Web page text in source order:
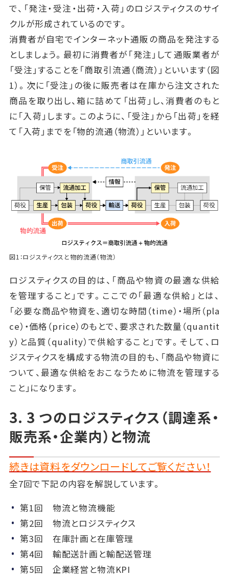
で、「発注・受注・出荷・入荷」のロジスティクスのサイ
クルが形成されているのです。
消費者が自宅でインターネット通販の商品を発注する
としましょう。最初に消費者が「発注」して通販業者が
「受注」することを「商取引流通（商流）」といいます（図
1）。次に「受注」の後に販売者は在庫から注文された
商品を取り出し、箱に詰めて「出荷」し、消費者のもと
に「入荷」します。このように、「受注」から「出荷」を経
て「入荷」までを「物的流通（物流）」といいます。
図1：ロジスティクスと物的流通（物流）
ロジスティクスの目的は、「商品や物資の最適な供給
を管理すること」です。ここでの「最適な供給」とは、
「必要な商品や物資を、適切な時間（time）・場所（pla
ce）・価格（price）のもとで、要求された数量（quantit
y）と品質（quality）で供給すること」です。そして、ロ
ジスティクスを構成する物流の目的も、「商品や物資に
ついて、最適な供給をおこなうために物流を管理する
こと」になります。
3. 3 つのロジスティクス（調達系・
販売系・企業内）と物流
続きは資料をダウンロードしてご覧ください！
全7回で下記の内容を解説しています。
第1回 物流と物流機能
第2回 物流とロジスティクス
第3回 在庫計画と在庫管理
第4回 輸配送計画と輸配送管理
第5回 企業経営と物流KPI